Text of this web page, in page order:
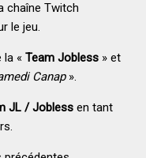
chaîne Twitch
le jeu.
la « Team Jobless» et
Canap».
JL / Joblessen tant